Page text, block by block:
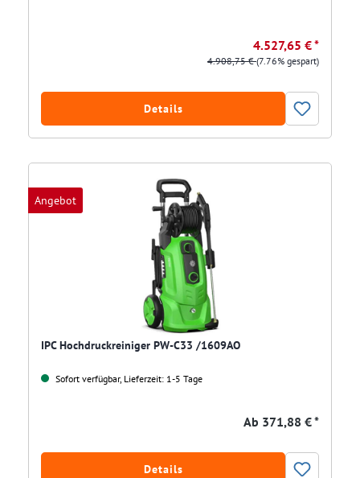
4.527,65 € *
4.908,75 €(7.76% gespart)
Details
Angebot
IPC Hochdruckreiniger PW-C33 /1609AO
Sofort verfügbar, Lieferzeit: 1-5 Tage
Ab 371,88 € *
Details